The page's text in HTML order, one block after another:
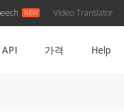
Video Translator
API 가격 Help